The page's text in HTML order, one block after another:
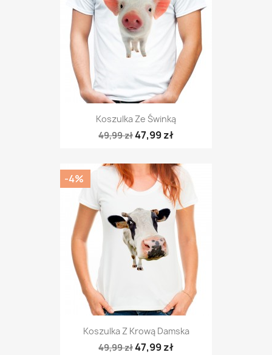
Koszulka Ze Świnką
49,99 zł47,99 zł
Koszulka Z Krową Damska
49,99 zł47,99 zł
-4%